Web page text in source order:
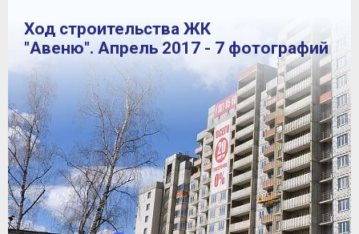
Ход строительства ЖК
"Авеню". Апрель 2017 - 7 фотографий